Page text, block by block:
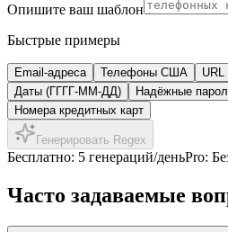
Опишите ваш шаблон
Быстрые примеры
Email-адреса Телефоны США
Даты (ГГГГ-ММ-ДД)
Надёжные
Номера кредитных карт
Генерировать Regex
Бесплатно: 5 генераций/деньPro:
Часто задаваемые